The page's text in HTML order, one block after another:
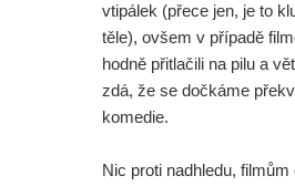
Šílenou noc 2. A
skvělý Star Wars
Daredevil:
vtipálek (přece jen, je to
těle), ovšem v případě
hodně přitlačili na pilu a
zdá, že se dočkáme
komedie.
Nic proti nadhledu,